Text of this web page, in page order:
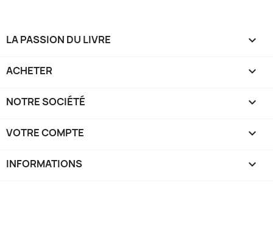
LA PASSION DU LIVRE 
ACHETER 
NOTRE SOCIÉTÉ 
VOTRE COMPTE 
INFORMATIONS keyboard_arrow_down